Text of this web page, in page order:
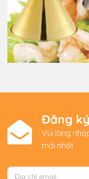
Đăng
Vui lòng
mới nhất